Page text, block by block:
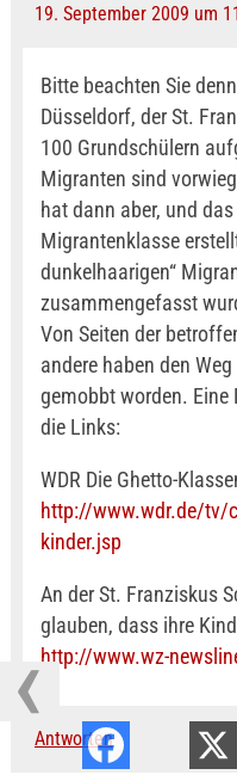
19. September 2009 um
Bitte beachten Sie
Düsseldorf, der St.
100 Grundschülern
Migranten sind
hat dann aber, und
Migrantenklasse
dunkelhaarigen“
zusammengefasst
Von Seiten der
andere haben den
gemobbt worden.
die Links:
WDR Die Ghetto-
http://www.wdr.de/tv/
kinder.jsp
An der St. Franziskus
glauben, dass ihre
http://www.wz-
Antworten